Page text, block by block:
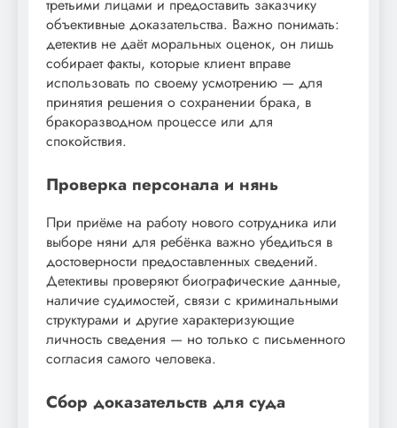
третьими лицами и предоставить заказчику
объективные доказательства. Важно понимать:
детектив не даёт моральных оценок, он лишь
собирает факты, которые клиент вправе
использовать по своему усмотрению — для
принятия решения о сохранении брака, в
бракоразводном процессе или для
спокойствия.
Проверка персонала и нянь
При приёме на работу нового сотрудника или
выборе няни для ребёнка важно убедиться в
достоверности предоставленных сведений.
Детективы проверяют биографические данные,
наличие судимостей, связи с криминальными
структурами и другие характеризующие
личность сведения — но только с письменного
согласия самого человека.
Сбор доказательств для суда